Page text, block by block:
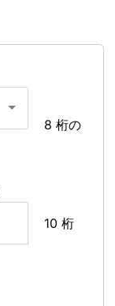
8 桁の
10 桁